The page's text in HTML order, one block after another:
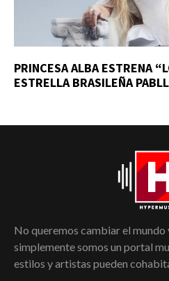
PRINCESA ALBA ESTRENA
ESTRELLA BRASILEÑA
No queremos cambiar el mundo
simplemente somos un portal
estilos y artistas pueden